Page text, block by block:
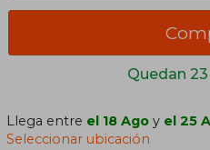
Quedan
Llega entre el 18 Ago y el 25
Seleccionar ubicación